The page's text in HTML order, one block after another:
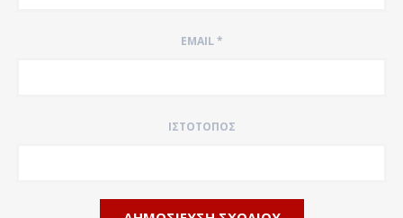
EMAIL*
ΙΣΤΌΤΟΠΟΣ